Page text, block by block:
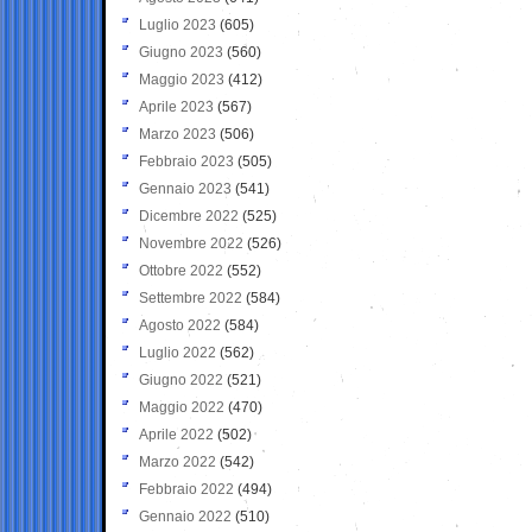
Luglio 2023 (605)
Giugno 2023 (560)
Maggio 2023 (412)
Aprile 2023 (567)
Marzo 2023 (506)
Febbraio 2023 (505)
Gennaio 2023 (541)
Dicembre 2022 (525)
Novembre 2022 (526)
Ottobre 2022 (552)
Settembre 2022 (584)
Agosto 2022 (584)
Luglio 2022 (562)
Giugno 2022 (521)
Maggio 2022 (470)
Aprile 2022 (502)
Marzo 2022 (542)
Febbraio 2022 (494)
Gennaio 2022 (510)